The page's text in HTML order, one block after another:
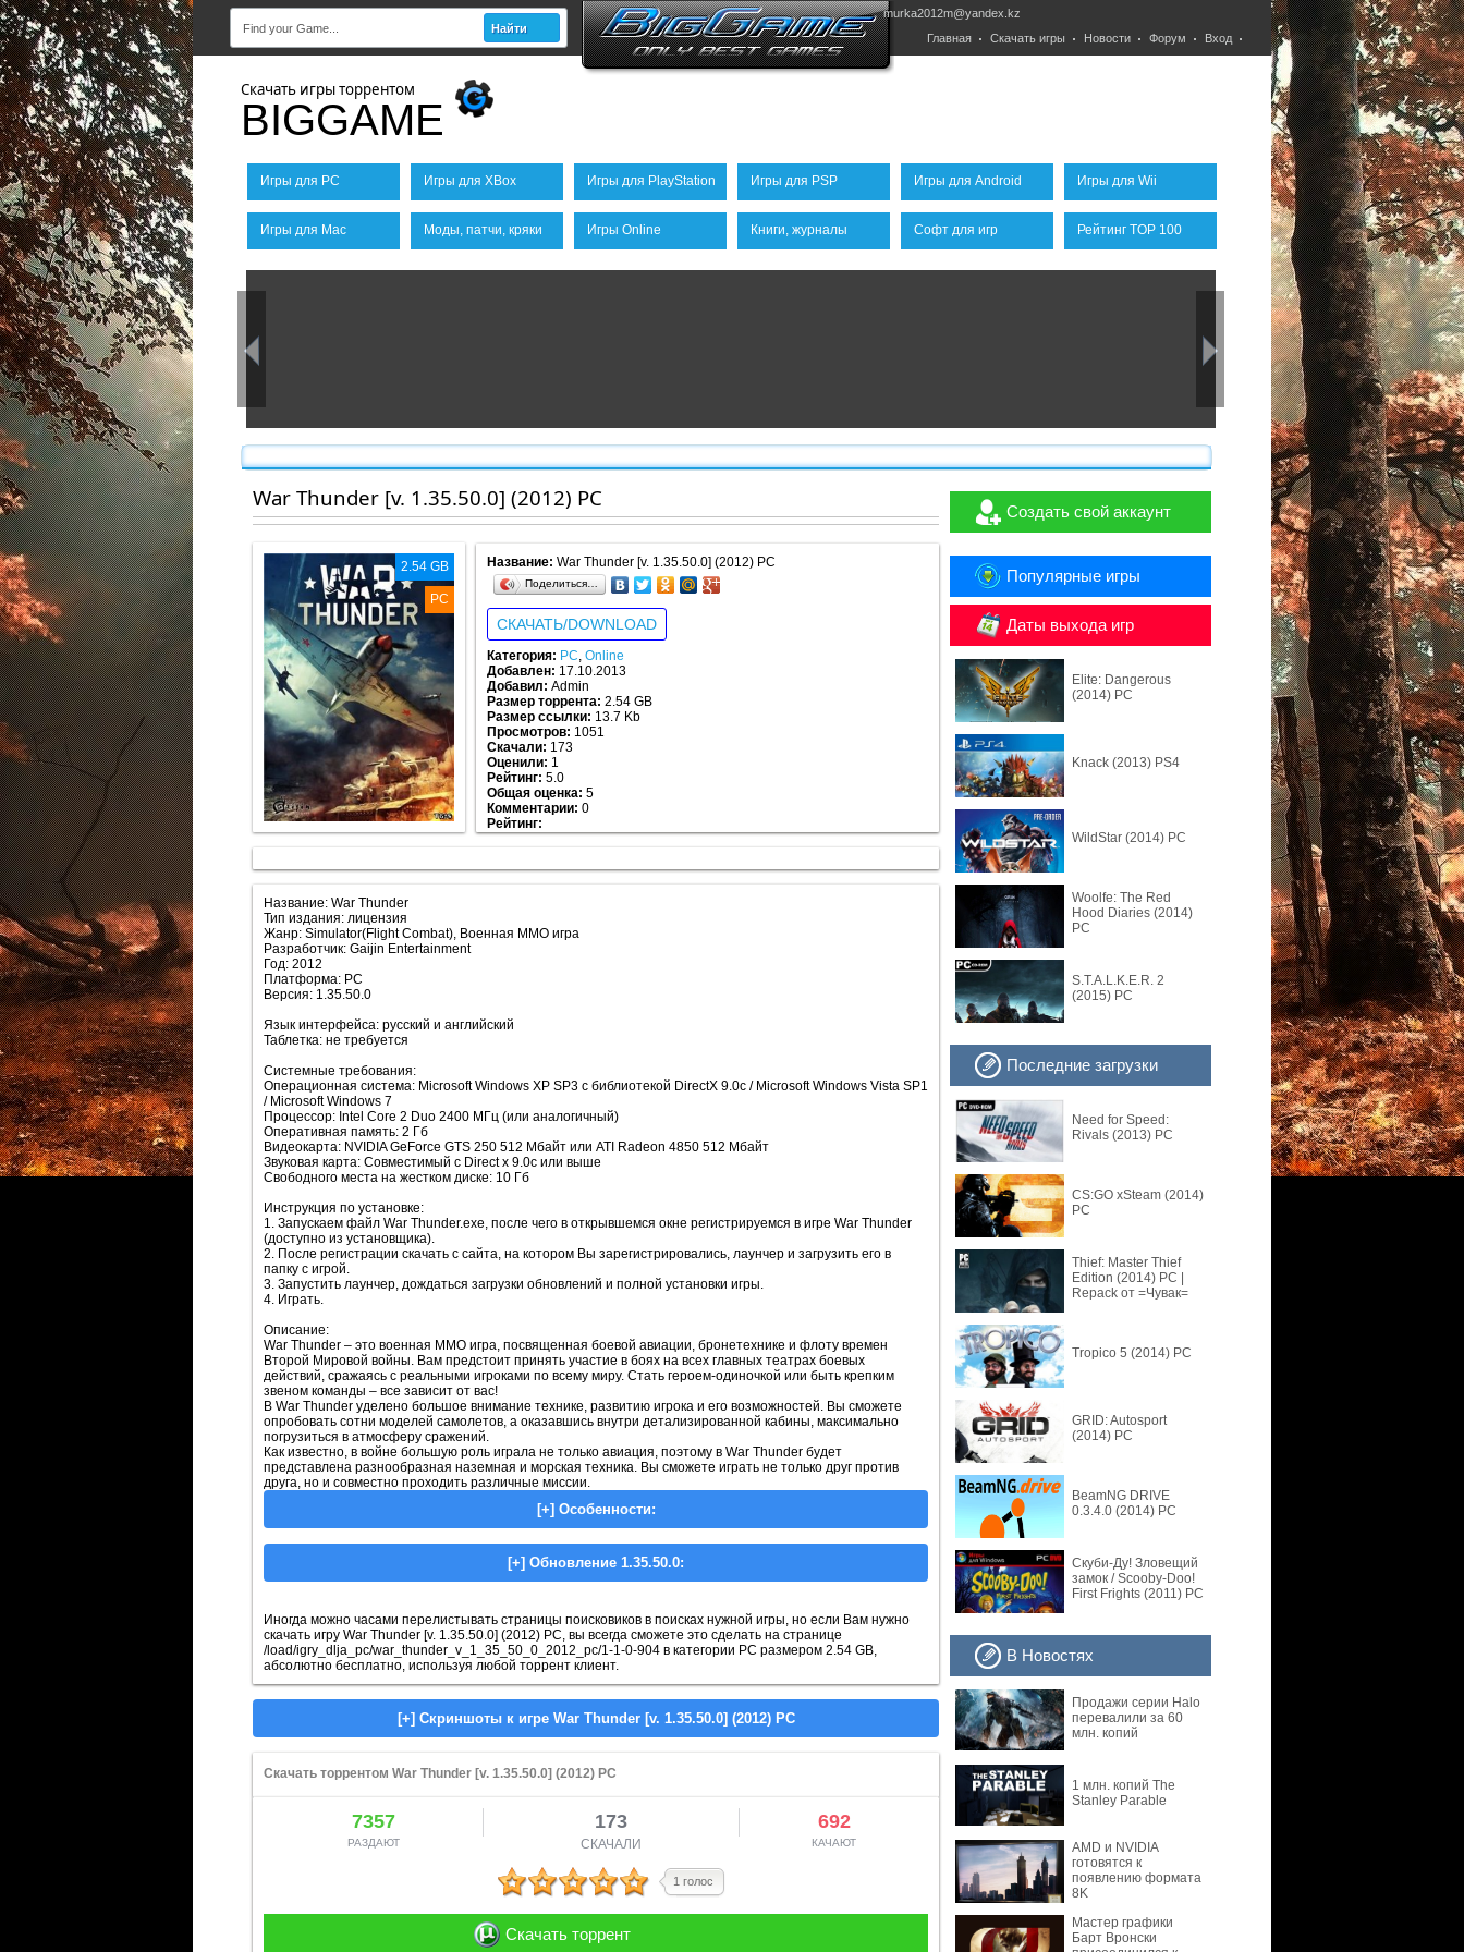
murka2012m@yandex.kz
Главная
Скачать игры Новости Форум Вход
Скачать игры торрентом
BIGGAME
Игры для PC Игры для XBox Игры для PlayStation Игры для PSP Игры для Android Игры для Wii
Игры для Mac Моды, патчи, кряки Игры Online Книги, журналы Софт для игр Рейтинг TOP 100
Wаr Thunder [v. 1.35.50.0] (2012) PC
PC
2.54 GB Название: Wаr Thunder [v. 1.35.50.0] (2012) PC
Поделиться…
СКАЧАТЬ/DOWNLOAD
Категория: PC, Online
Добавлен: 17.10.2013
Добавил: Admin
Размер торрента: 2.54 GB
Размер ссылки: 13.7 Kb
Просмотров: 1051
Скачали: 173
Оценили: 1
Рейтинг: 5.0
Общая оценка: 5
Комментарии: 0
Рейтинг:
5.0/5из1
Название: Wаr Thunder
Тип издания: лицензия
Жанр: Simulator(Flight Combat), Военная MMO игра
Разработчик: Gaijin Entertainment
Год: 2012
Платформа: PC
Версия: 1.35.50.0
Язык интерфейса: русский и английский
Таблетка: не требуется
Системные требования:
Операционная система: Microsoft Windows XP SP3 c библиотекой DirectX 9.0c / Microsoft Windows Vista SP1
/ Microsoft Windows 7
Процессор: Intel Core 2 Duo 2400 МГц (или аналогичный)
Оперативная память: 2 Гб
Видеокарта: NVIDIA GeForce GTS 250 512 Мбайт или ATI Radeon 4850 512 Мбайт
Звуковая карта: Совместимый с Direct x 9.0с или выше
Свободного места на жестком диске: 10 Гб
Инструкция по установке:
1. Запускаем файл Wаr Thunder.exe, после чего в открывшемся окне регистрируемся в игре Wаr Thunder
(доступно из установщика).
2. После регистрации скачать с сайта, на котором Вы зарегистрировались, лаунчер и загрузить его в
папку с игрой.
3. Запустить лаунчер, дождаться загрузки обновлений и полной установки игры.
4. Играть.
Описание:
Wаr Thunder – это военная ММО игра, посвященная боевой авиации, бронетехнике и флоту времен
Второй Мировой войны. Вам предстоит принять участие в боях на всех главных театрах боевых
действий, сражаясь с реальными игроками по всему миру. Стать героем-одиночкой или быть крепким
звеном команды – все зависит от вас!
В Wаr Thunder уделено большое внимание технике, развитию игрока и его возможностей. Вы сможете
опробовать сотни моделей самолетов, а оказавшись внутри детализированной кабины, максимально
погрузиться в атмосферу сражений.
Как известно, в войне большую роль играла не только авиация, поэтому в Wаr Thunder будет
представлена разнообразная наземная и морская техника. Вы сможете играть не только друг против
друга, но и совместно проходить различные миссии.
Иногда можно часами перелистывать страницы поисковиков в поисках нужной игры, но если Вам нужно
скачать игру Wаr Thunder [v. 1.35.50.0] (2012) PC, вы всегда сможете это сделать на странице
/load/igry_dlja_pc/war_thunder_v_1_35_50_0_2012_pc/1-1-0-904 в категории PC размером 2.54 GB,
абсолютно бесплатно, используя любой торрент клиент.
Скачать торрентом Wаr Thunder [v. 1.35.50.0] (2012) PC
7357
РАЗДАЮТ
173
СКАЧАЛИ
692
КАЧАЮТ
1 голос
Скачать торрент
Создать свой аккаунт
Популярные игры
Даты выхода игр
Elite: Dangerous
(2014) PC
Knack (2013) PS4
WildStar (2014) PC
Woolfe: The Red
Hood Diaries (2014)
PC
S.T.A.L.K.E.R. 2
(2015) PC
Последние загрузки
Need for Speed:
Rivals (2013) PC
CS:GO xSteam (2014)
PC
Thief: Master Thief
Edition (2014) PC |
Repack от =Чувак=
Tropico 5 (2014) PC
GRID: Autosport
(2014) PC
BeamNG DRIVE
0.3.4.0 (2014) PC
Скуби-Ду! Зловещий
замок / Scooby-Doo!
First Frights (2011) PC
В Новостях
Продажи серии Halo
перевалили за 60
млн. копий
1 млн. копий The
Stanley Parable
AMD и NVIDIA
готовятся к
появлению формата
8K
Мастер графики
Барт Вронски